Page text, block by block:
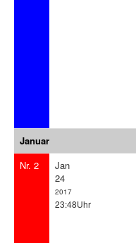
Januar
Nr. 2
Jan
24
2017
23:48Uhr